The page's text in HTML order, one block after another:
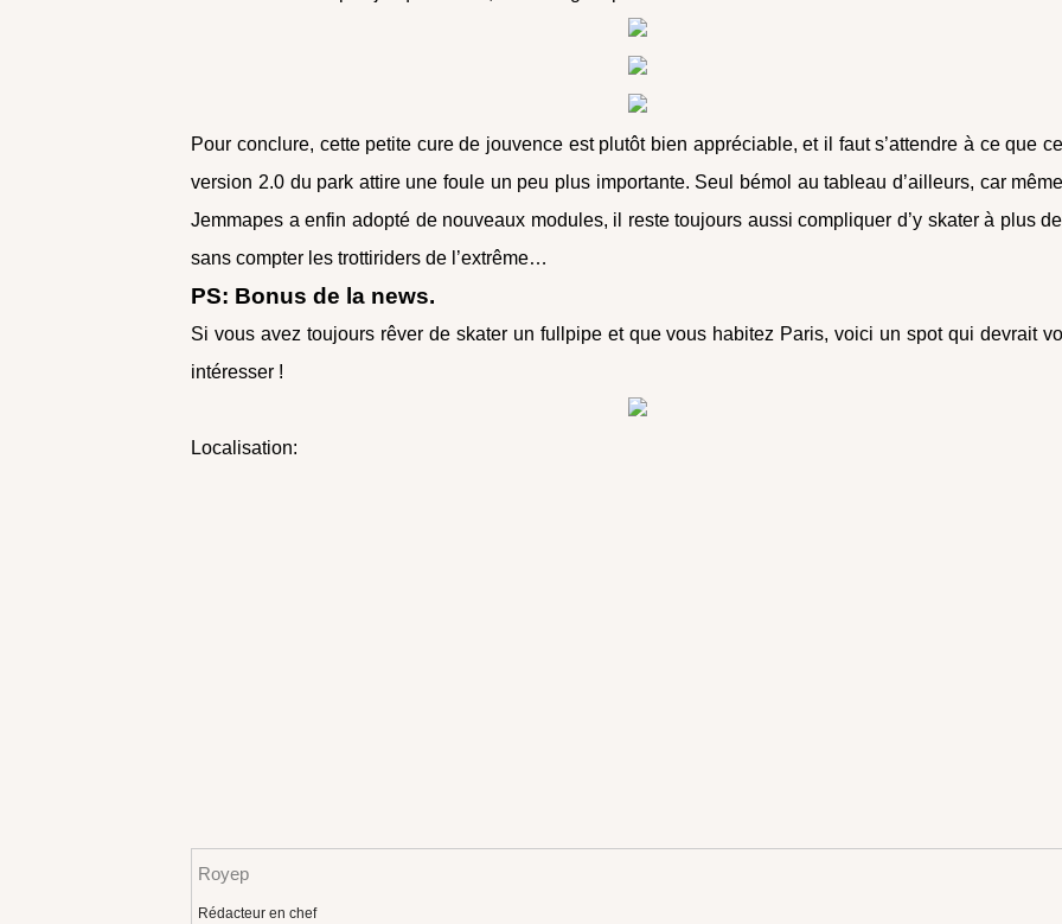
Pour conclure, cette petite cure de jouvence est plutôt bien appréciable, et il faut s’attendre à ce que
version 2.0 du park attire une foule un peu plus importante. Seul bémol au tableau d’ailleurs, car
Jemmapes a enfin adopté de nouveaux modules, il reste toujours aussi compliquer d’y skater à plus
sans compter les trottiriders de l’extrême…
PS: Bonus de la news.
Si vous avez toujours rêver de skater un fullpipe et que vous habitez Paris, voici un spot qui devrait
intéresser !
Localisation:
Royep
Rédacteur en chef